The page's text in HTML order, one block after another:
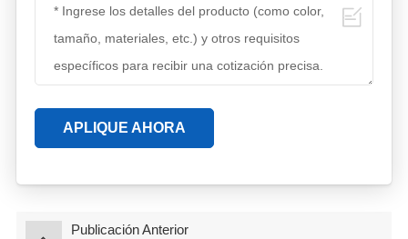
APLIQUE AHORA
Publicación Anterior